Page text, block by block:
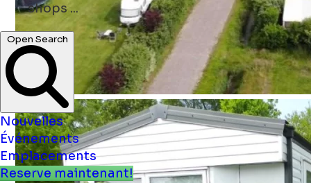
cafés ...
Open Search
Nouvelles
Événements
Emplacements
Reserve maintenant!